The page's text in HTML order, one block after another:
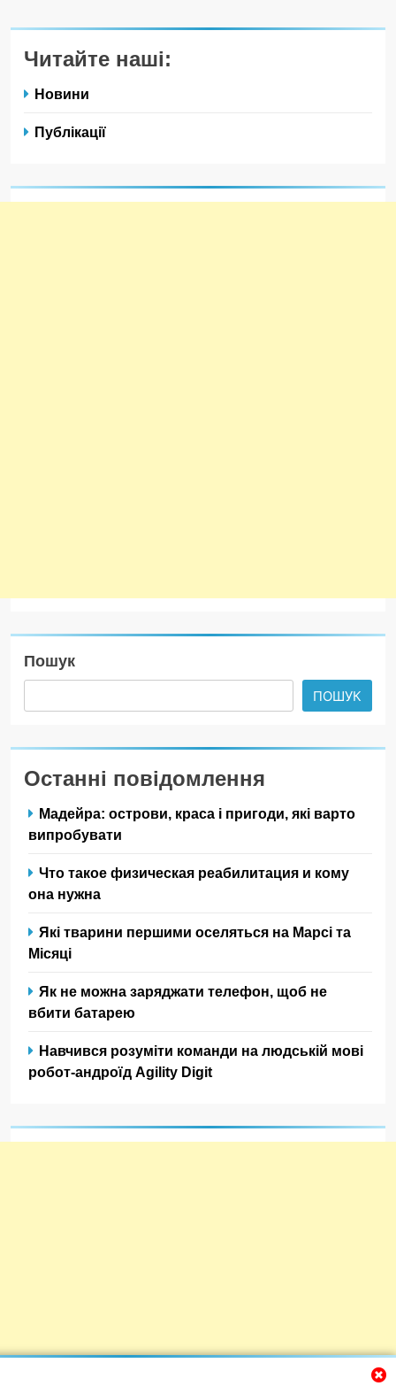
Читайте наші:
Новини
Публікації
Пошук
ПОШУК
Останні повідомлення
Мадейра: острови, краса і пригоди, які варто
випробувати
Что такое физическая реабилитация и кому
она нужна
Які тварини першими оселяться на Марсі та
Місяці
Як не можна заряджати телефон, щоб не
вбити батарею
Навчився розуміти команди на людській мові
робот-андроїд Agility Digit